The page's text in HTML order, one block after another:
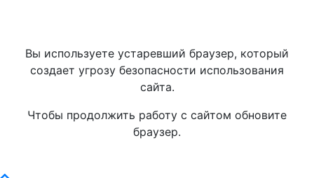
Вы используете устаревший браузер, который
создает угрозу безопасности использования
сайта.
Чтобы продолжить работу с сайтом обновите
браузер.